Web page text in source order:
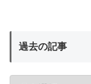
過去の記事